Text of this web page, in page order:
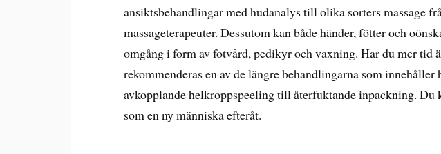
ansiktsbehandlingar med hudanalys till olika sorters massage
massageterapeuter. Dessutom kan både händer, fötter och
omgång i form av fotvård, pedikyr och vaxning. Har du mer tid
rekommenderas en av de längre behandlingarna som
avkopplande helkroppspeeling till återfuktande inpackning. Du
som en ny människa efteråt.